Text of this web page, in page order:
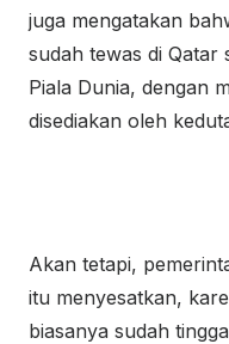
juga mengatakan
sudah tewas di Qatar
Piala Dunia, dengan
disediakan oleh
Akan tetapi,
itu menyesatkan,
biasanya sudah